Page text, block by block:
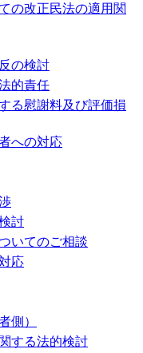
の改正民法の適用関
の検討
的責任
る慰謝料及び評価損
への対応
討
いてのご相談
応
側）
する法的検討